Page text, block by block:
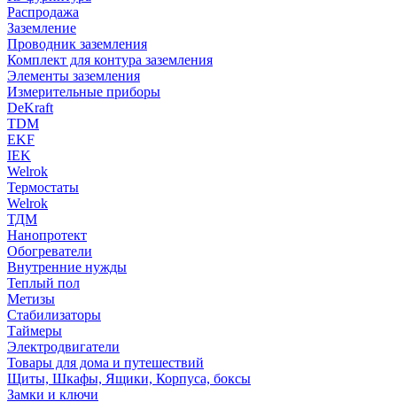
Распродажа
Заземление
Проводник заземления
Комплект для контура заземления
Элементы заземления
Измерительные приборы
DeKraft
TDM
EKF
IEK
Welrok
Термостаты
Welrok
ТДМ
Нанопротект
Обогреватели
Внутренние нужды
Теплый пол
Метизы
Стабилизаторы
Таймеры
Электродвигатели
Товары для дома и путешествий
Щиты, Шкафы, Ящики, Корпуса, боксы
Замки и ключи